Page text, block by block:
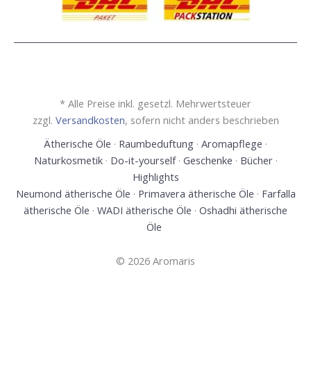
* Alle Preise inkl. gesetzl. Mehrwertsteuer
zzgl. Versandkosten, sofern nicht anders beschrieben
Ätherische Öle · Raumbeduftung · Aromapflege ·
Naturkosmetik· Do-it-yourself· Geschenke · Bücher·
Highlights
Neumond ätherische Öle · Primavera ätherische Öle · Farfalla
ätherische Öle · WADI ätherische Öle · Oshadhi ätherische
Öle
© 2026 Aromaris